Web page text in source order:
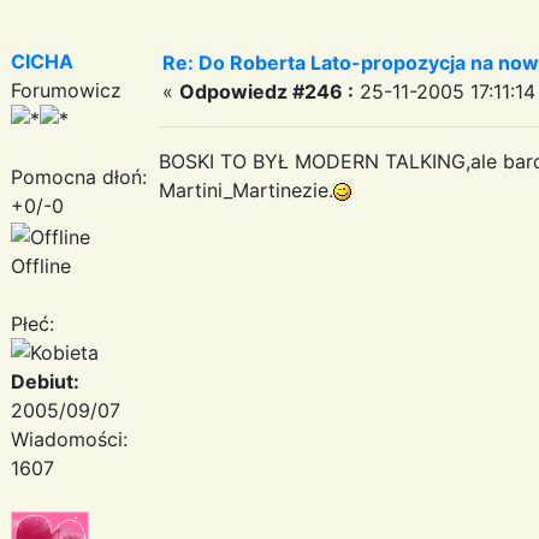
CICHA
Forumowicz
Pomocna dłoń:
+0/-0
Offline
Płeć:
Debiut:
2005/09/07
Wiadomości:
1607
Re: Do Roberta Lato-propozycja na
« Odpowiedz #246 : 25-11-2005
BOSKI TO BYŁ MODERN TALKING,ale
Martini_Martinezie.